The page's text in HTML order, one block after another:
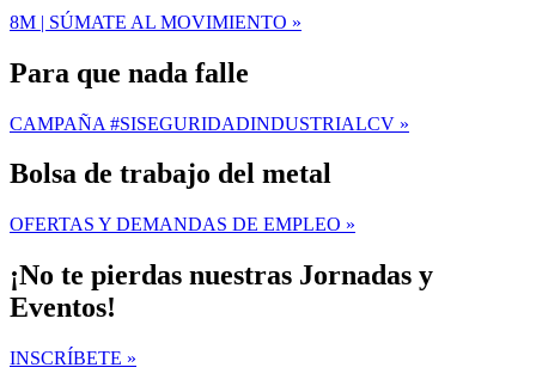
8M | SÚMATE AL MOVIMIENTO »
Para que nada falle
CAMPAÑA #SISEGURIDADINDUSTRIALCV »
Bolsa de trabajo del metal
OFERTAS Y DEMANDAS DE EMPLEO »
¡No te pierdas nuestras Jornadas y
Eventos!
INSCRÍBETE »